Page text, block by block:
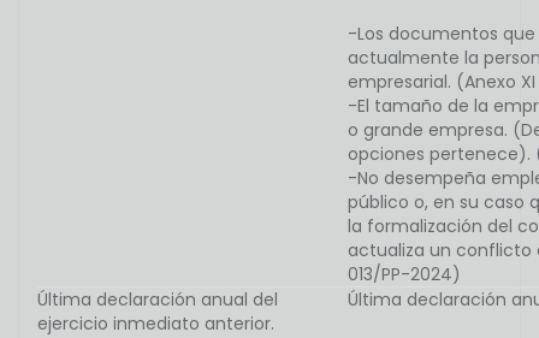
-Los documentos
actualmente la
empresarial. (Anexo
-El tamaño de la
o grande empresa.
opciones pertenece).
-No desempeña
público o, en su caso
la formalización del
actualiza un conflicto
013/PP-2024)
Última declaración anual del
ejercicio inmediato anterior.
Última declaración